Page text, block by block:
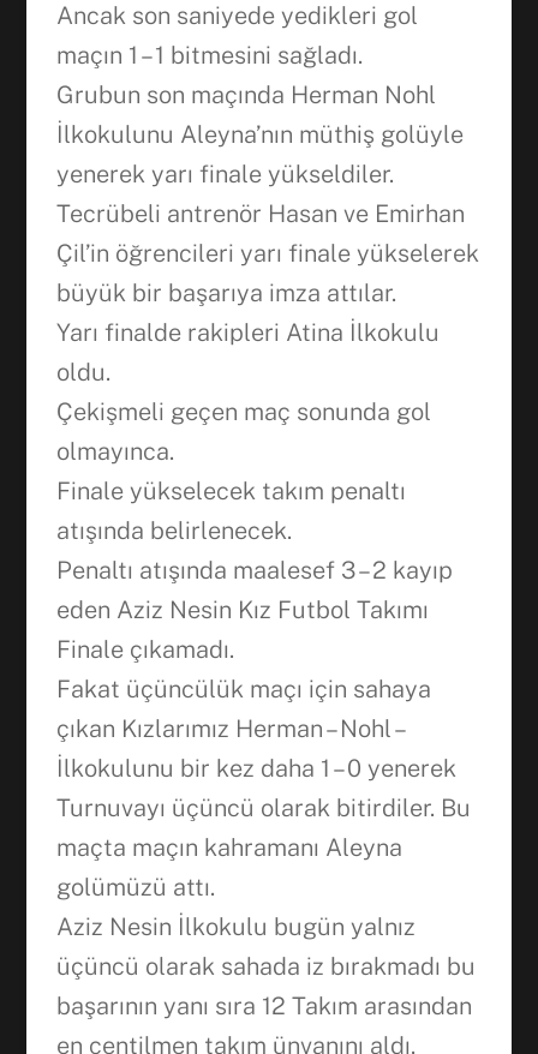
Ancak son saniyede yedikleri gol
maçın 1 – 1 bitmesini sağladı.
Grubun son maçında Herman Nohl
İlkokulunu Aleyna’nın müthiş golüyle
yenerek yarı finale yükseldiler.
Tecrübeli antrenör Hasan ve Emirhan
Çil’in öğrencileri yarı finale yükselerek
büyük bir başarıya imza attılar.
Yarı finalde rakipleri Atina İlkokulu
oldu.
Çekişmeli geçen maç sonunda gol
olmayınca.
Finale yükselecek takım penaltı
atışında belirlenecek.
Penaltı atışında maalesef 3 – 2 kayıp
eden Aziz Nesin Kız Futbol Takımı
Finale çıkamadı.
Fakat üçüncülük maçı için sahaya
çıkan Kızlarımız Herman – Nohl –
İlkokulunu bir kez daha 1 – 0 yenerek
Turnuvayı üçüncü olarak bitirdiler. Bu
maçta maçın kahramanı Aleyna
golümüzü attı.
Aziz Nesin İlkokulu bugün yalnız
üçüncü olarak sahada iz bırakmadı bu
başarının yanı sıra 12 Takım arasından
en centilmen takım ünvanını aldı.